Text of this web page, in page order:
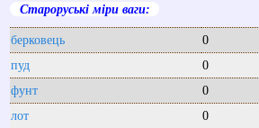
Староруські міри ваги:
берковець
0
пуд
0
фунт
0
лот
0